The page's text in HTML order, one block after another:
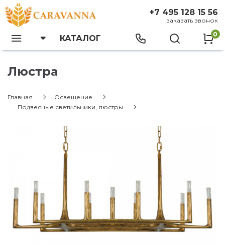
+7 495 128 15 56
заказать звонок
КАТАЛОГ 0
Люстра
Главная
Освещение
Подвесные светильники, люстры